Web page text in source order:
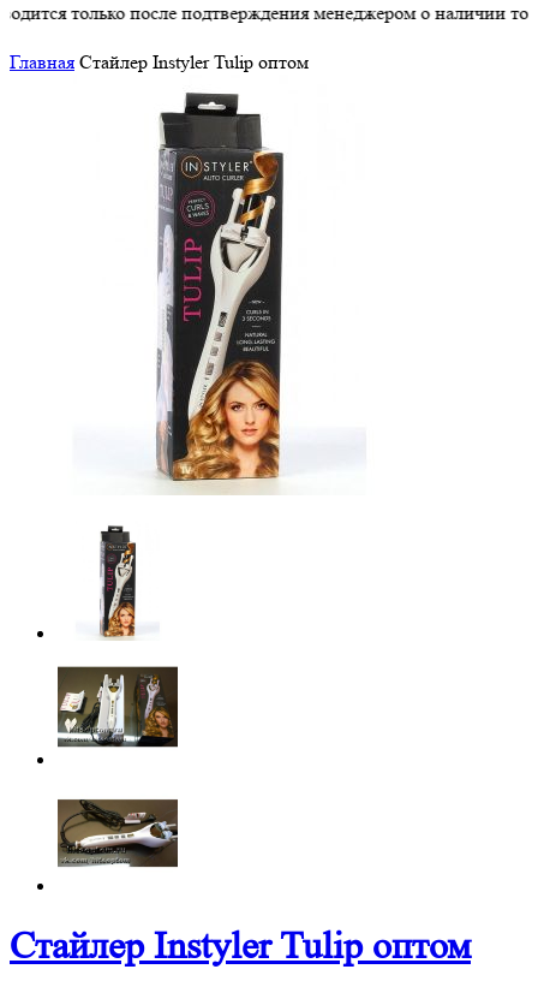
после подтверждения менеджером о наличии товара.
Главная Стайлер Instyler Tulip оптом
Стайлер Instyler Tulip оптом